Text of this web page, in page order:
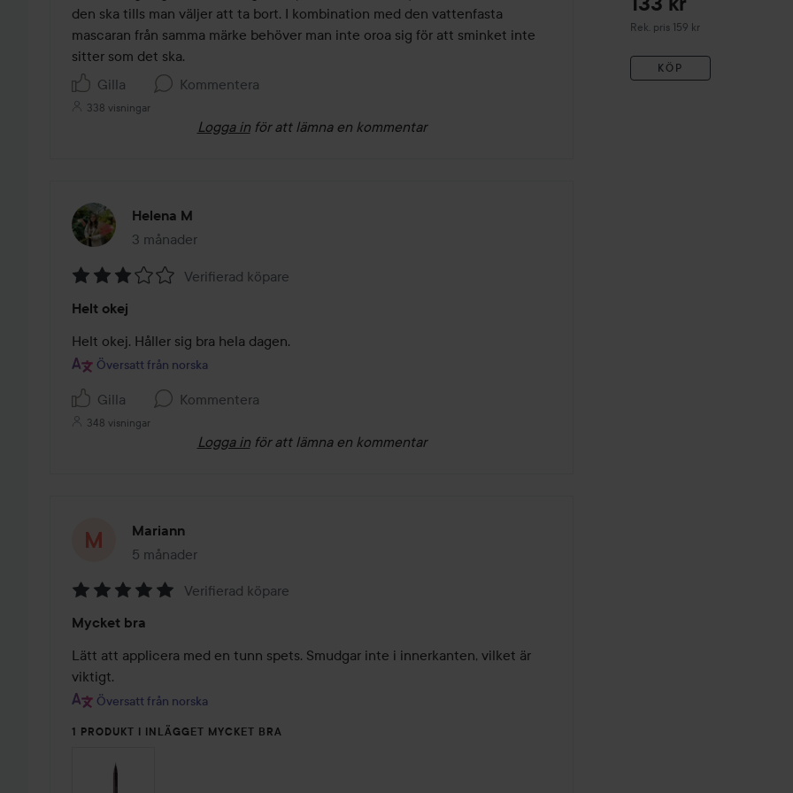
den ska tills man väljer att ta bort. I kombination med den vattenfasta
mascaran från samma märke behöver man inte oroa sig för att sminket inte
sitter som det ska.
Gilla
Kommentera
338 visningar
Logga in för att lämna en kommentar
Helena M
3 månader
Inlägget skapades 3 månader
3
av
5
Verifierad köpare
Helt okej
Helt okej. Håller sig bra hela dagen.
Översatt från norska
Gilla Kommentera
348 visningar
Logga in för att lämna en kommentar
Mariann
5 månader
Inlägget skapades 5 månader
5
av
5
Verifierad köpare
Mycket bra
Lätt att applicera med en tunn spets. Smudgar inte i innerkanten, vilket är
viktigt.
Översatt från norska
1 PRODUKT I INLÄGGET MYCKET BRA
Rek. pris 159 kr
Rekommenderat pris 159 kr
KÖP